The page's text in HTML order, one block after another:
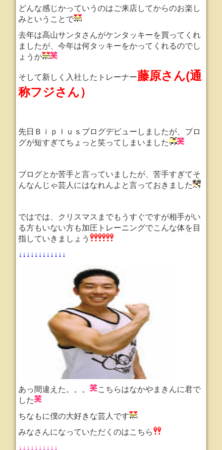
どんな感じかっていうのはご来店してからのお楽し
みということで
去年は高山サンタさんがケンタッキーを買ってくれ
ましたが、今年は何タッキーをかってくれるのでし
ょうか
そして新しく入社したトレーナー藤原さん(通
称フジさん）
先日Ｂｉｐｌｕｓブログデビューしましたが、ブロ
グが短すぎてちょっと笑ってしまいました
ブログとか苦手と言っていましたが、苦手すぎてそ
んなんじゃ芸人にはなれんよと言っておきました
ではでは、クリスマスまでもうすぐですが相手がい
る方もいない方も加圧トレーニングでこんな体を目
指していきましょう
↓↓↓↓↓↓↓↓↓↓↓↓
あっ間違えた。。。
こちらはなかやまきんに君で
した
ちなもに僕の大好きな芸人です
みなさんになっていただくのはこちら
↓↓↓↓↓↓↓↓↓↓